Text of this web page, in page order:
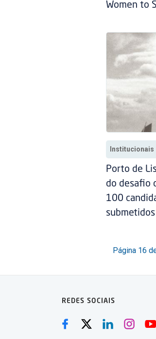
Women to
Institucionais
Porto de
do desafio
100
submetidos
Página 16
REDES SOCIAIS